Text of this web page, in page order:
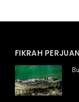
FIKRAH